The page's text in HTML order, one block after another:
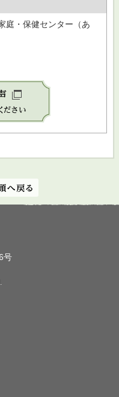
庭・保健センター（あ
号